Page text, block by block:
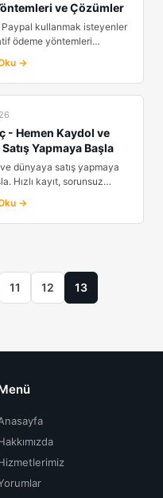
ve Çözümler
kullanmak isteyenler
ödeme yöntemleri
→
- Hemen Kaydol ve
Yapmaya Başla
dünyaya satış yapmaya
Hızlı kayıt, sorunsuz
→
11 12 13